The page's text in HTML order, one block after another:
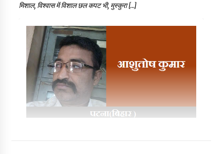
मिशाल, विश्वास में विशाल छल कपट भी, मुस्कुरा […]